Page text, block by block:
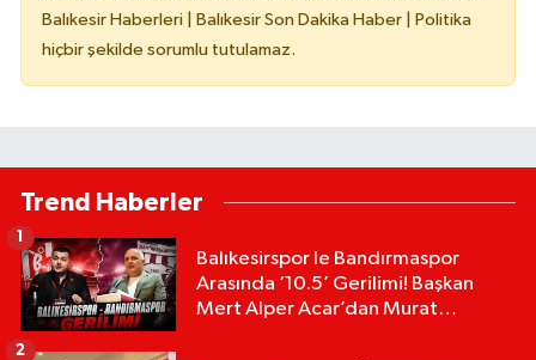
Balıkesir Haberleri | Balıkesir Son Dakika Haber | Politika
hiçbir şekilde sorumlu tutulamaz.
Trend Haberler
Balıkesirspor le Bandırmaspor
Arasında ‘10.5’ Gerilimi! Başkan
Mert Alper Acar’dan Murat
1
2